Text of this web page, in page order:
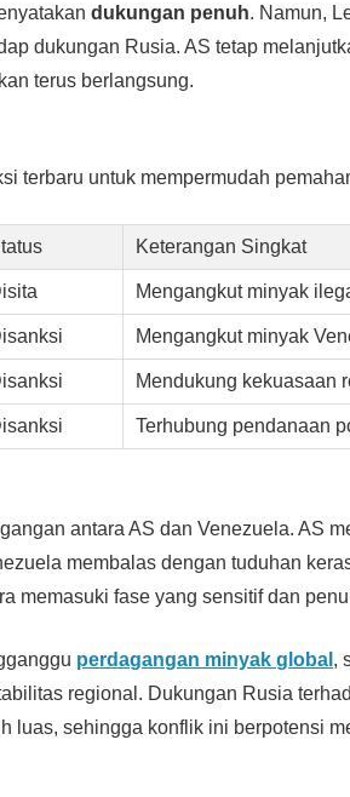
dukungan penuh. Namun,
dukungan Rusia. AS tetap
terus berlangsung.
terbaru untuk mempermudah
Keterangan Singkat
Mengangkut minyak
Mengangkut minyak
Mendukung kekuasaan
Terhubung pendanaan
antara AS dan Venezuela. AS
membalas dengan tuduhan
memasuki fase yang sensitif dan
perdagangan minyak global ,
regional. Dukungan Rusia
luas, sehingga konflik ini berpotensi